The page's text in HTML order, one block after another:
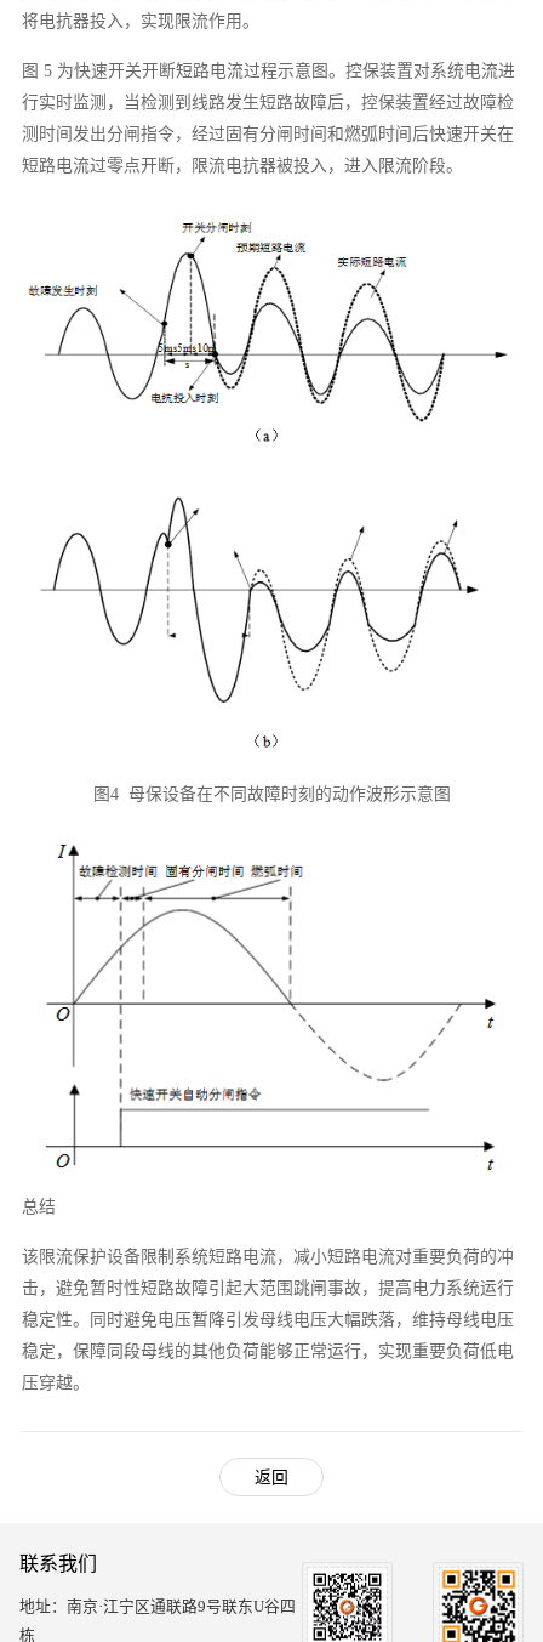
将电抗器投入，实现限流作用。
图 5 为快速开关开断短路电流过程示意图。控保装置对系统电流进
行实时监测，当检测到线路发生短路故障后，控保装置经过故障检
测时间发出分闸指令，经过固有分闸时间和燃弧时间后快速开关在
短路电流过零点开断，限流电抗器被投入，进入限流阶段。
图4 母保设备在不同故障时刻的动作波形示意图
总结
该限流保护设备限制系统短路电流，减小短路电流对重要负荷的冲
击，避免暂时性短路故障引起大范围跳闸事故，提高电力系统运行
稳定性。同时避免电压暂降引发母线电压大幅跌落，维持母线电压
稳定，保障同段母线的其他负荷能够正常运行，实现重要负荷低电
压穿越。
返回
联系我们
地址：南京·江宁区通联路9号联东U谷四
栋